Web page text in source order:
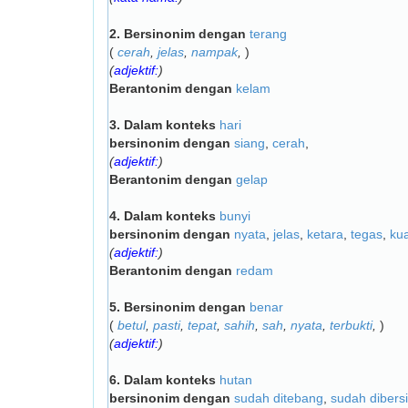
2. Bersinonim dengan terang
( cerah jelas nampak, )
(adjektif:)
Berantonim dengan kelam
3. Dalam konteks hari
bersinonim dengan siang cerah
(adjektif:)
Berantonim dengan gelap
4. Dalam konteks bunyi
bersinonim dengan nyata jelas ketara tegas
(adjektif:)
Berantonim dengan redam
5. Bersinonim dengan benar
( betul, pasti, tepat, sahih sah nyata terbukti, )
(adjektif:)
6. Dalam konteks hutan
bersinonim dengan sudah ditebang sudah